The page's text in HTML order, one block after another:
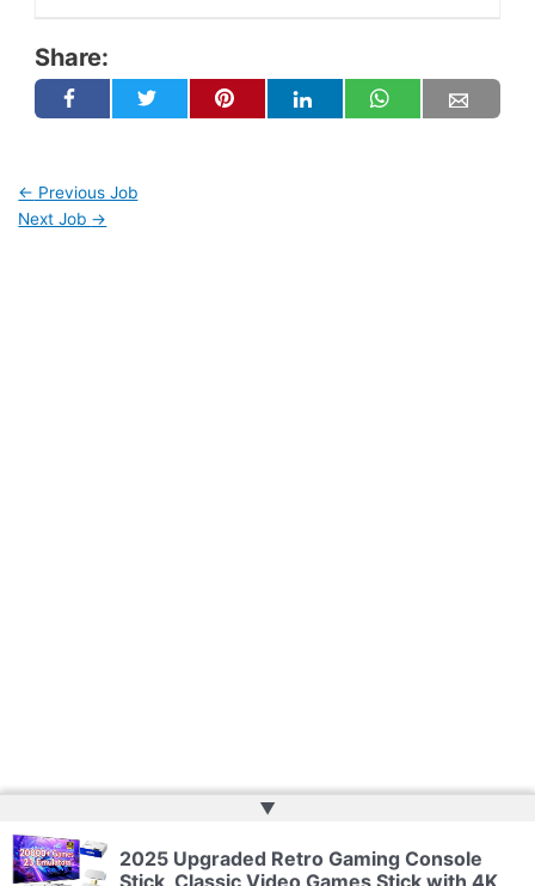
Share:
← Previous Job
Next Job →
Copyright © 2026 | Website byWeb Doktoru
▲
2025 Upgraded Retro Gaming Console
Stick, Classic Video Games Stick with 4K